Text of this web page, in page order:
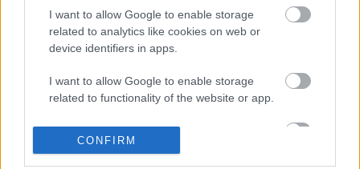
I want to allow Google to enable storage
related to analytics like cookies on web or
device identifiers in apps.
I want to allow Google to enable storage
related to functionality of the website or app.
I want to allow Google to enable storage
related to personalization.
CONFIRM
Forrás. MTI
Ajánlott bejegyzések: